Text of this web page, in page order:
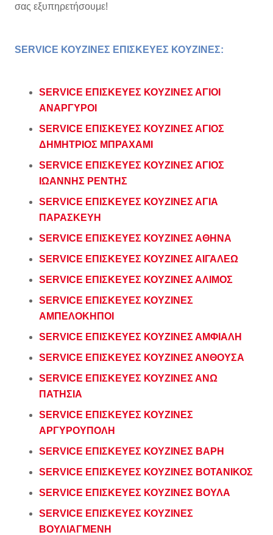
σας εξυπηρετήσουμε!
SERVICE ΚΟΥΖΙΝΕΣ ΕΠΙΣΚΕΥΕΣ ΚΟΥΖΙΝΕΣ:
SERVICE ΕΠΙΣΚΕΥΕΣ ΚΟΥΖΙΝΕΣ ΑΓΙΟΙ
ΑΝΑΡΓΥΡΟΙ
SERVICE ΕΠΙΣΚΕΥΕΣ ΚΟΥΖΙΝΕΣ ΑΓΙΟΣ
ΔΗΜΗΤΡΙΟΣ ΜΠΡΑΧΑΜΙ
SERVICE ΕΠΙΣΚΕΥΕΣ ΚΟΥΖΙΝΕΣ ΑΓΙΟΣ
ΙΩΑΝΝΗΣ ΡΕΝΤΗΣ
SERVICE ΕΠΙΣΚΕΥΕΣ ΚΟΥΖΙΝΕΣ ΑΓΙΑ
ΠΑΡΑΣΚΕΥΗ
SERVICE ΕΠΙΣΚΕΥΕΣ ΚΟΥΖΙΝΕΣ ΑΘΗΝΑ
SERVICE ΕΠΙΣΚΕΥΕΣ ΚΟΥΖΙΝΕΣ ΑΙΓΑΛΕΩ
SERVICE ΕΠΙΣΚΕΥΕΣ ΚΟΥΖΙΝΕΣ ΑΛΙΜΟΣ
SERVICE ΕΠΙΣΚΕΥΕΣ ΚΟΥΖΙΝΕΣ
ΑΜΠΕΛΟΚΗΠΟΙ
SERVICE ΕΠΙΣΚΕΥΕΣ ΚΟΥΖΙΝΕΣ ΑΜΦΙΑΛΗ
SERVICE ΕΠΙΣΚΕΥΕΣ ΚΟΥΖΙΝΕΣ ΑΝΘΟΥΣΑ
SERVICE ΕΠΙΣΚΕΥΕΣ ΚΟΥΖΙΝΕΣ ΑΝΩ
ΠΑΤΗΣΙΑ
SERVICE ΕΠΙΣΚΕΥΕΣ ΚΟΥΖΙΝΕΣ
ΑΡΓΥΡΟΥΠΟΛΗ
SERVICE ΕΠΙΣΚΕΥΕΣ ΚΟΥΖΙΝΕΣ ΒΑΡΗ
SERVICE ΕΠΙΣΚΕΥΕΣ ΚΟΥΖΙΝΕΣ ΒΟΤΑΝΙΚΟΣ
SERVICE ΕΠΙΣΚΕΥΕΣ ΚΟΥΖΙΝΕΣ ΒΟΥΛΑ
SERVICE ΕΠΙΣΚΕΥΕΣ ΚΟΥΖΙΝΕΣ
ΒΟΥΛΙΑΓΜΕΝΗ